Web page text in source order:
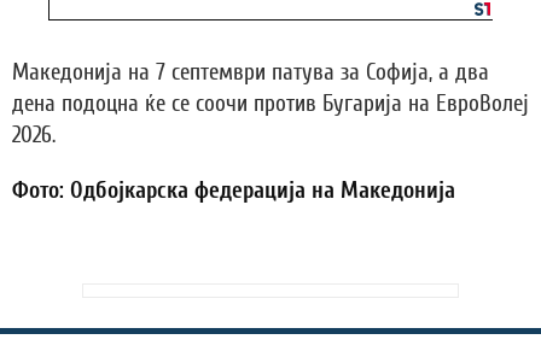
Македонија на 7 септември патува за Софија, а два
дена подоцна ќе се соочи против Бугарија на ЕвроВолеј
2026.
Фото: Одбојкарска федерација на Македонија